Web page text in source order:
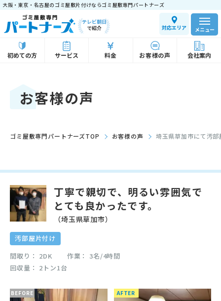
大阪・東京・名古屋のゴミ屋敷片付けならゴミ屋敷専門パートナーズ
テレビ朝日
で紹介
対応エリア
初めての方 サービス 料金 お客様の声 会社案内
メニュー
お客様の声
ゴミ屋敷専門パートナーズTOP お客様の声 埼玉県草加市にて汚
丁寧で親切で、明るい雰囲気で
とても良かったです。
（埼玉県草加市）
汚部屋片付け
間取り
2DK 作業
3名/4時間
回収量
2トン1台
BEFORE AFTER